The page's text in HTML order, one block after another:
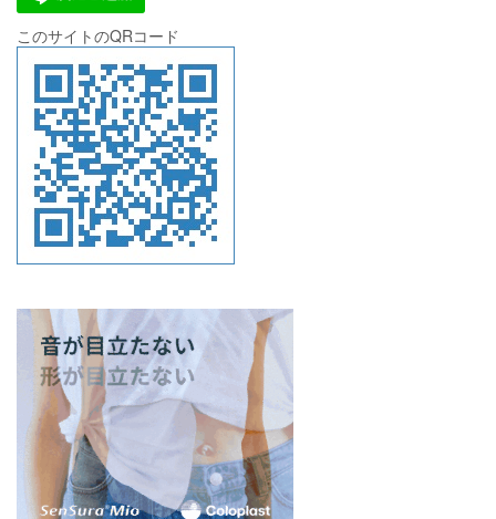
このサイトのQRコード